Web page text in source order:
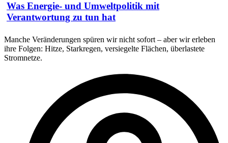
Was Energie- und Umweltpolitik mit
Verantwortung zu tun hat
Manche Veränderungen spüren wir nicht sofort – aber wir erleben
ihre Folgen: Hitze, Starkregen, versiegelte Flächen, überlastete
Stromnetze.